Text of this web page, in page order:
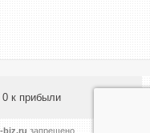
к прибыли
biz.ru запрещено